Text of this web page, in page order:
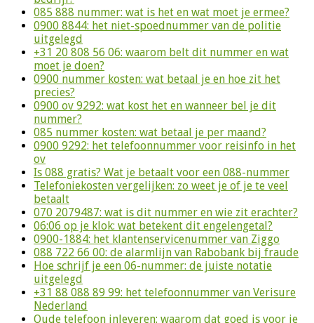
085 888 nummer: wat is het en wat moet je ermee?
0900 8844: het niet-spoednummer van de politie
uitgelegd
+31 20 808 56 06: waarom belt dit nummer en wat
moet je doen?
0900 nummer kosten: wat betaal je en hoe zit het
precies?
0900 ov 9292: wat kost het en wanneer bel je dit
nummer?
085 nummer kosten: wat betaal je per maand?
0900 9292: het telefoonnummer voor reisinfo in het
ov
Is 088 gratis? Wat je betaalt voor een 088-nummer
Telefoniekosten vergelijken: zo weet je of je te veel
betaalt
070 2079487: wat is dit nummer en wie zit erachter?
06:06 op je klok: wat betekent dit engelengetal?
0900-1884: het klantenservicenummer van Ziggo
088 722 66 00: de alarmlijn van Rabobank bij fraude
Hoe schrijf je een 06-nummer: de juiste notatie
uitgelegd
+31 88 088 89 99: het telefoonnummer van Verisure
Nederland
Oude telefoon inleveren: waarom dat goed is voor je